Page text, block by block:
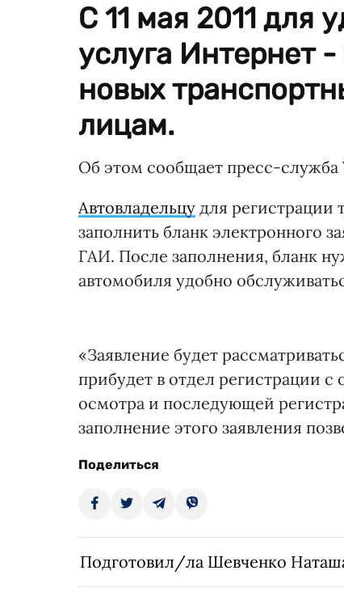
С 11 мая 2011 для
услуга Интернет
новых
лицам.
Об этом сообщает пресс-служба
Автовладельцу для регистрации
заполнить бланк электронного
ГАИ. После заполнения, бланк
автомобиля удобно
«Заявление будет
прибудет в отдел регистрации
осмотра и последующей
заполнение этого заявления
Поделиться
Подготовил/ла Шевченко